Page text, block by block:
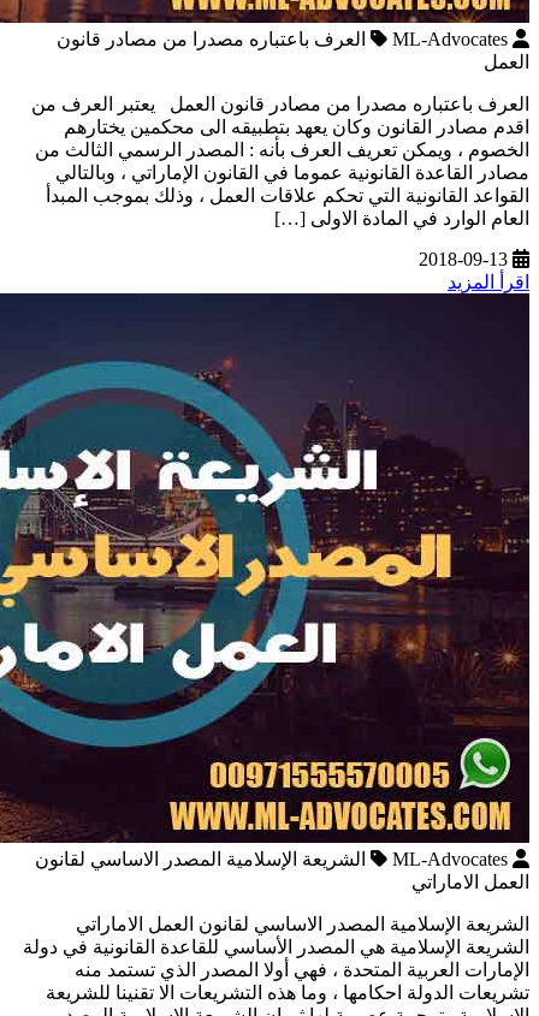
ML-Advocates
العرف باعتباره مصدرا من مصادر قانون
العمل
العرف باعتباره مصدرا من مصادر قانون العمل يعتبر العرف من
اقدم مصادر القانون وكان يعهد بتطبيقه الى محكمين يختارهم
الخصوم ، ويمكن تعريف العرف بأنه : المصدر الرسمي الثالث من
مصادر القاعدة القانونية عموما في القانون الإماراتي ، وبالتالي
القواعد القانونية التي تحكم علاقات العمل ، وذلك بموجب المبدأ
العام الوارد في المادة الاولى […]
2018-09-13
اقرأ المزيد
ML-Advocates
الشريعة الإسلامية المصدر الاساسي لقانون
العمل الاماراتي
الشريعة الإسلامية المصدر الاساسي لقانون العمل الاماراتي
الشريعة الإسلامية هي المصدر الأساسي للقاعدة القانونية في دولة
الإمارات العربية المتحدة ، فهي أولا المصدر الذي تستمد منه
تشريعات الدولة احكامها ، وما هذه التشريعات الا تقنينا للشريعة